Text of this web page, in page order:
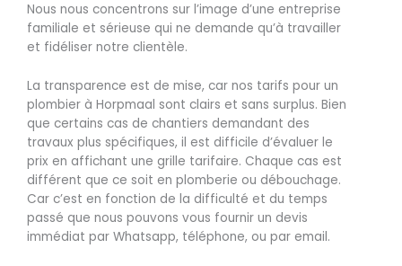
Nous nous concentrons sur l’image d’une entreprise
familiale et sérieuse qui ne demande qu’à travailler
et fidéliser notre clientèle.
La transparence est de mise, car nos tarifs pour un
plombier à Horpmaal sont clairs et sans surplus. Bien
que certains cas de chantiers demandant des
travaux plus spécifiques, il est difficile d’évaluer le
prix en affichant une grille tarifaire. Chaque cas est
différent que ce soit en plomberie ou débouchage.
Car c’est en fonction de la difficulté et du temps
passé que nous pouvons vous fournir un devis
immédiat par Whatsapp, téléphone, ou par email.